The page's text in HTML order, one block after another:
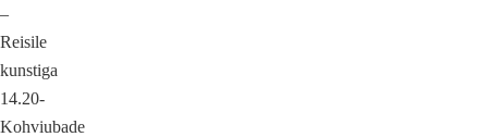
–
Reisile
kunstiga
14.20-
Kohviubade